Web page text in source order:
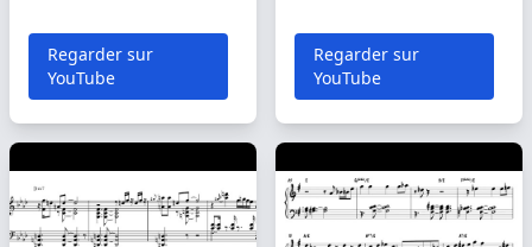
Regarder sur
YouTube
Regarder sur
YouTube